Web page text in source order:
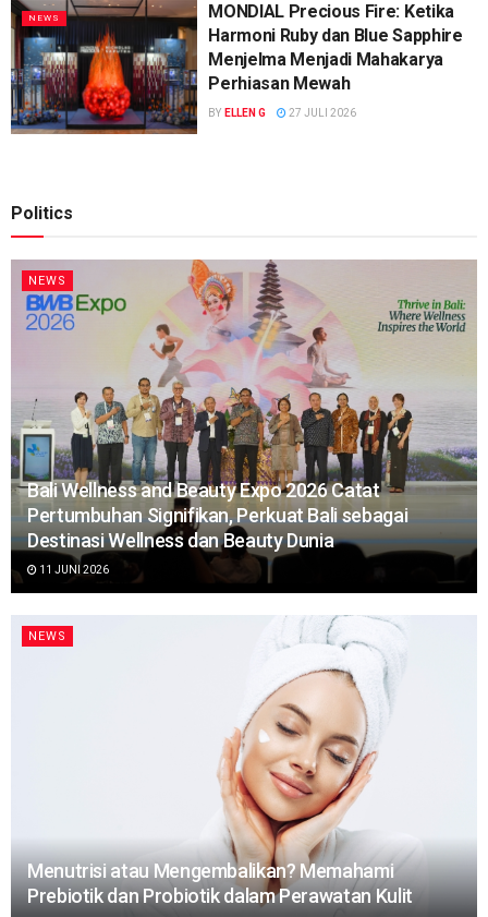
NEWS
MONDIAL Precious Fire: Ketika
Harmoni Ruby dan Blue Sapphire
Menjelma Menjadi Mahakarya
Perhiasan Mewah
BY ELLEN G 27 JULI 2026
Politics
NEWS
Bali Wellness and Beauty Expo 2026 Catat
Pertumbuhan Signifikan, Perkuat Bali sebagai
Destinasi Wellness dan Beauty Dunia
11 JUNI 2026
NEWS
Menutrisi atau Mengembalikan? Memahami
Prebiotik dan Probiotik dalam Perawatan Kulit